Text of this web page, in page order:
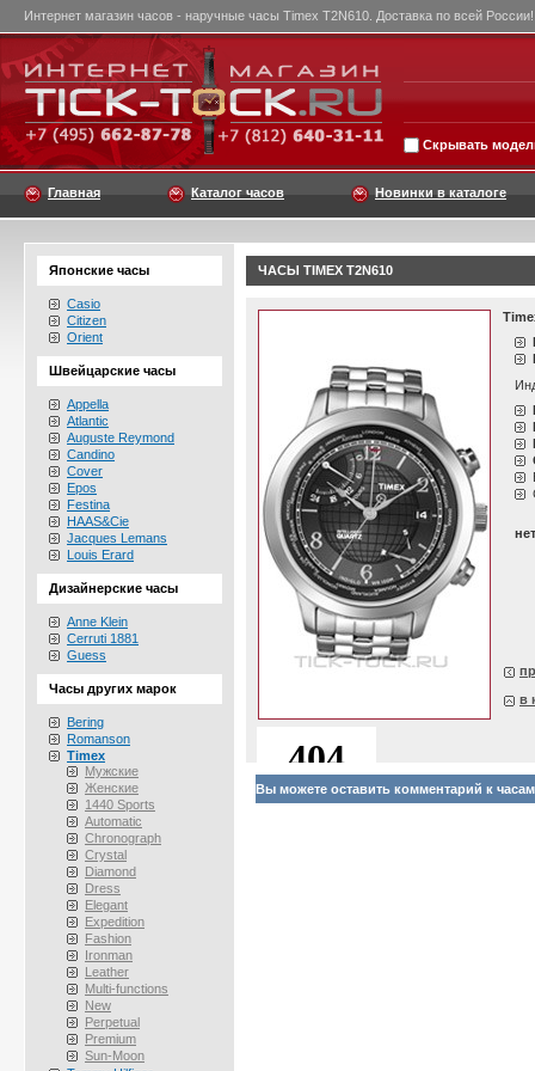
Интернет магазин часов - наручные часы Timex T2N610. Доставка по всей России!
Скрывать
Главная Каталог часов Новинки в каталоге
Японские часы
Casio
Citizen
Orient
Швейцарские часы
Appella
Atlantic
Auguste Reymond
Candino
Cover
Epos
Festina
HAAS&Cie
Jacques Lemans
Louis Erard
Дизайнерские часы
Anne Klein
Cerruti 1881
Guess
Часы других марок
Bering
Romanson
Timex
Мужские
Женские
1440 Sports
Automatic
Chronograph
Crystal
Diamond
Dress
Elegant
Expedition
Fashion
Ironman
Leather
Multi-functions
New
Perpetual
Premium
Sun-Moon
ЧАСЫ TIMEX T2N610
в
Вы можете оставить комментарий к